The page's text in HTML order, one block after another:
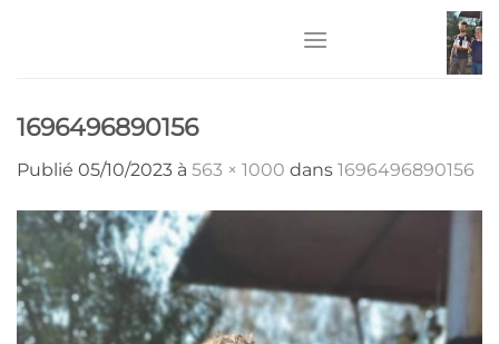
1696496890156
Publié 05/10/2023 à 563 × 1000 dans 1696496890156